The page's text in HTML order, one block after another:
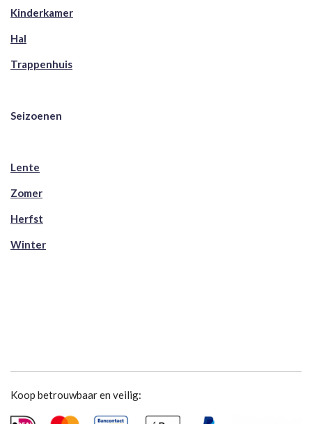
Kinderkamer
Hal
Trappenhuis
Seizoenen
Lente
Zomer
Herfst
Winter
Koop betrouwbaar en veilig: